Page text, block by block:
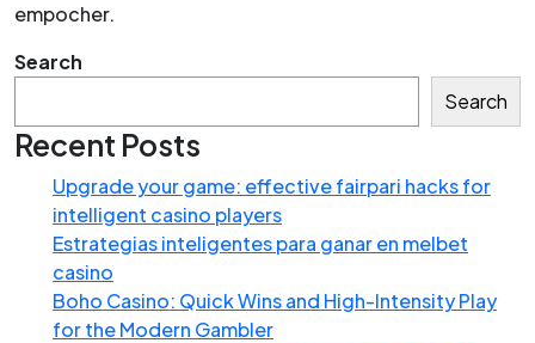
empocher.
Search
Search
Recent Posts
Upgrade your game: effective fairpari hacks for
intelligent casino players
Estrategias inteligentes para ganar en melbet
casino
Boho Casino: Quick Wins and High-Intensity Play
for the Modern Gambler